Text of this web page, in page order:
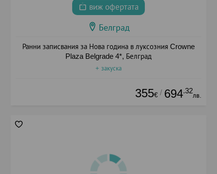
виж офертата
Белград
Ранни записвания за Нова година в луксозния Crowne
Plaza Belgrade 4*, Белград
+ закуска
355€ / 694.32
лв.